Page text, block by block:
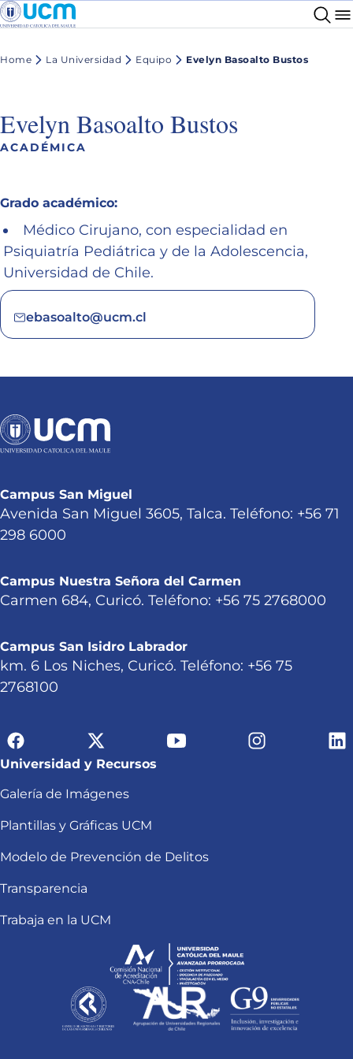
Home La Universidad Equipo Evelyn Basoalto Bustos
Evelyn Basoalto Bustos
ACADÉMICA
Grado académico:
Médico Cirujano, con especialidad en
Psiquiatría Pediátrica y de la Adolescencia,
Universidad de Chile.
ebasoalto@ucm.cl
Campus San Miguel
Avenida San Miguel 3605, Talca. Teléfono: +56 71
298 6000
Campus Nuestra Señora del Carmen
Carmen 684, Curicó. Teléfono: +56 75 2768000
Campus San Isidro Labrador
km. 6 Los Niches, Curicó. Teléfono: +56 75
2768100
Universidad y Recursos
Galería de Imágenes
Plantillas y Gráficas UCM
Modelo de Prevención de Delitos
Transparencia
Trabaja en la UCM